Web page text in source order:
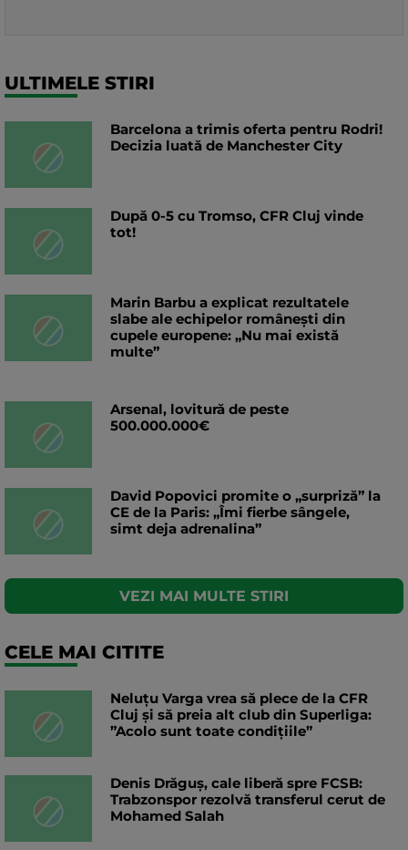
ULTIMELE STIRI
Barcelona a trimis oferta pentru Rodri!
Decizia luată de Manchester City
După 0-5 cu Tromso, CFR Cluj vinde
tot!
Marin Barbu a explicat rezultatele
slabe ale echipelor românești din
cupele europene: „Nu mai există
multe”
Arsenal, lovitură de peste
500.000.000€
David Popovici promite o „surpriză” la
CE de la Paris: „Îmi fierbe sângele,
simt deja adrenalina”
VEZI MAI MULTE STIRI
CELE MAI CITITE
Neluțu Varga vrea să plece de la CFR
Cluj și să preia alt club din Superliga:
”Acolo sunt toate condițiile”
Denis Drăguș, cale liberă spre FCSB:
Trabzonspor rezolvă transferul cerut de
Mohamed Salah